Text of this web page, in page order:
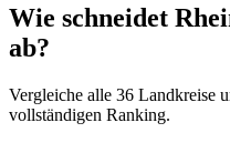
Wie schneidet
ab?
Vergleiche alle 36 Landkreise
vollständigen Ranking.